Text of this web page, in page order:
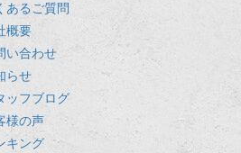
あるご質問
概要
い合わせ
らせ
ッフブログ
様の声
キング